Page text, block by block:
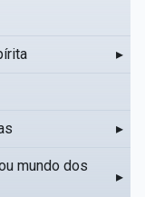
▸
▸
mundo dos
▸